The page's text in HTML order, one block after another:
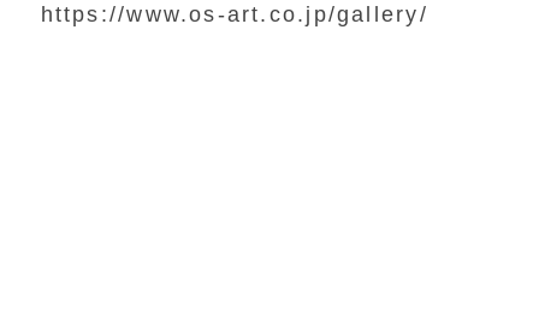
https://www.os-art.co.jp/gallery/